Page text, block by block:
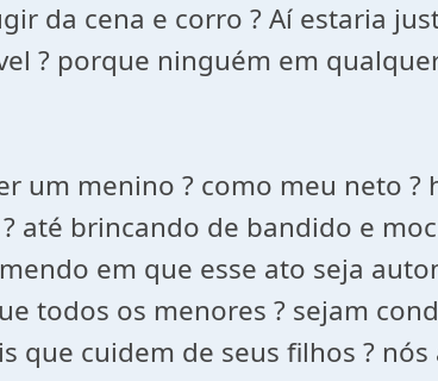
da cena e corro ? Aí estaria
? porque ninguém em
um menino ? como meu neto
até brincando de bandido e
em que esse ato seja
todos os menores ? sejam
que cuidem de seus filhos ?